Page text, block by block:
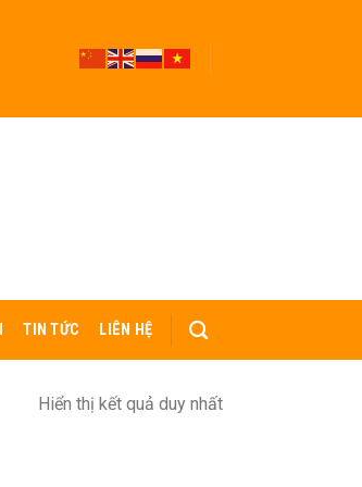
TIN TỨC LIÊN HỆ
Hiển thị kết quả duy nhất